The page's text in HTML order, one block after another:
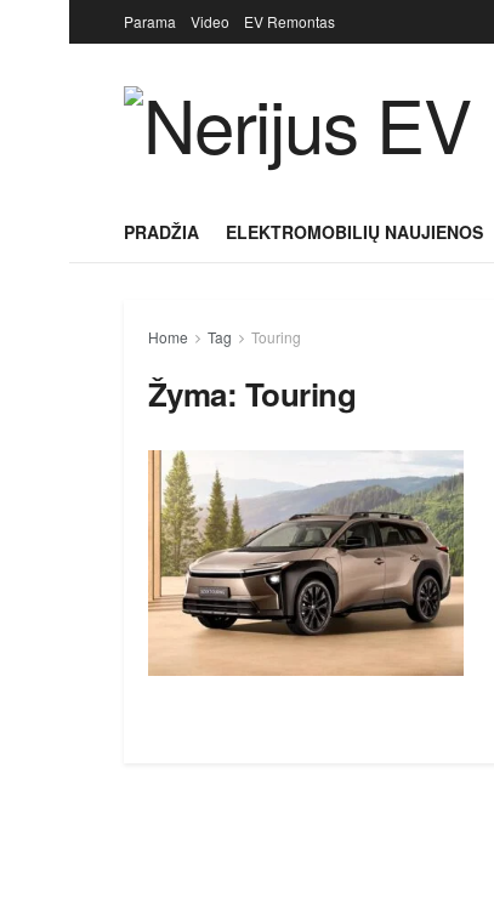
Parama Video EV Remontas
PRADŽIA ELEKTROMOBILIŲ NAUJIENOS
Home Tag Touring
Žyma: Touring